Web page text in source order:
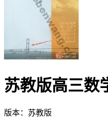
苏教版高三数
版本： 苏教版